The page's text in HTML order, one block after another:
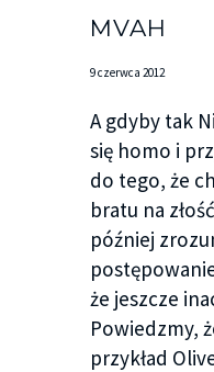
– Co nieco –
dziewczyną, której
to z nas –
zamieniamy na
Poczułam, jak
– Mnie nie jest
buntowniczo.
Uśmiechnął się
MVAH
9 czerwca 2012
A gdyby tak
się homo i
do tego, że
bratu na
później
że jeszcze
Powiedzmy,
przykład